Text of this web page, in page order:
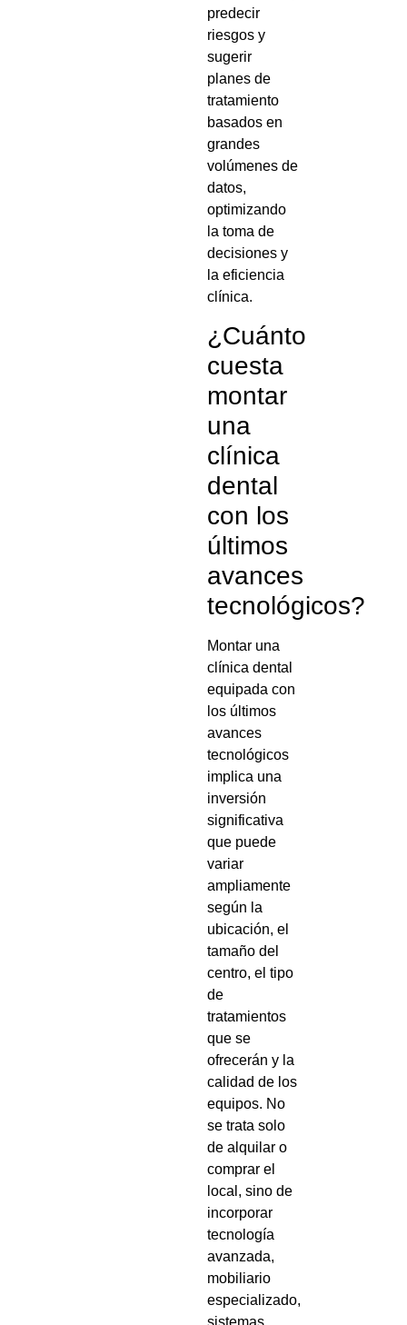
predecir
riesgos y
sugerir
planes de
tratamiento
basados en
grandes
volúmenes de
datos,
optimizando
la toma de
decisiones y
la eficiencia
clínica.
¿Cuánto
cuesta
montar
una
clínica
dental
con los
últimos
avances
tecnológicos?
Montar una
clínica dental
equipada con
los últimos
avances
tecnológicos
implica una
inversión
significativa
que puede
variar
ampliamente
según la
ubicación, el
tamaño del
centro, el tipo
de
tratamientos
que se
ofrecerán y la
calidad de los
equipos. No
se trata solo
de alquilar o
comprar el
local, sino de
incorporar
tecnología
avanzada,
mobiliario
especializado,
sistemas